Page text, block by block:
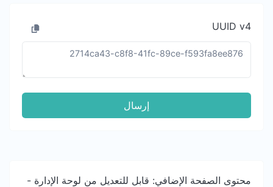
UUID v4
إرسال
محتوى الصفحة الإضافي: قابل للتعديل من لوحة الإدارة -